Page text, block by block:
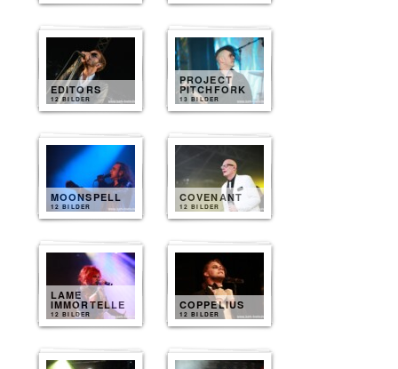
EDITORS
12 BILDER
PROJECT
PITCHFORK
13 BILDER
MOONSPELL
12 BILDER
COVENANT
12 BILDER
LAME
IMMORTELLE
12 BILDER
COPPELIUS
12 BILDER